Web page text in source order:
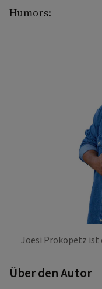
Humors:
Joesi Prokopetz ist
Über den Autor